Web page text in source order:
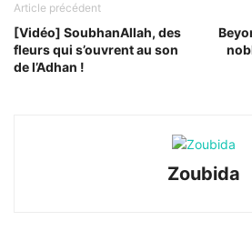
Article précédent
[Vidéo] SoubhanAllah, des
fleurs qui s’ouvrent au son
de l’Adhan !
Zoubida